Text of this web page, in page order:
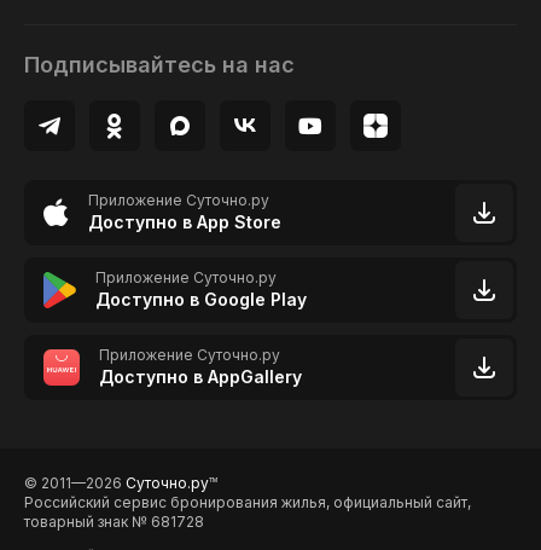
Подписывайтесь на нас
Приложение Суточно.ру
Доступно в App Store
Приложение Суточно.ру
Доступно в Google Play
Приложение Суточно.ру
Доступно в AppGallery
© 2011—2026 Суточно.руTM
Российский сервис бронирования жилья, официальный сайт,
товарный знак № 681728